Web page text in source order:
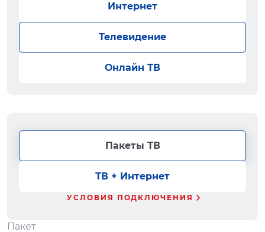
Интернет
Телевидение
Онлайн ТВ
Пакеты ТВ
ТВ + Интернет
УСЛОВИЯ ПОДКЛЮЧЕНИЯ
Пакет